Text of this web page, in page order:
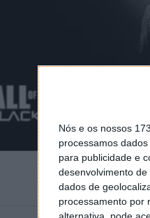
Nós e os nossos
processamos
para publicidade e
desenvolvimento de
dados de
processamento por